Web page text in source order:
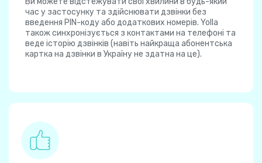
час у застосунку та здійснювати дзвінки без
введення PIN-коду або додаткових номерів. Yolla
також синхронізується з контактами на телефоні та
веде історію дзвінків (навіть найкраща абонентська
картка на дзвінки в Україну не здатна на це).